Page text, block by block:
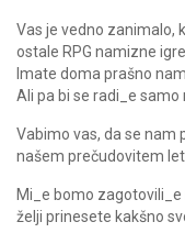
Vas je vedno zanimalo,
ostale RPG namizne
Imate doma prašno
Ali pa bi se radi_e
Vabimo vas, da se nam
našem prečudovitem
Mi_e bomo
želji prinesete kakšno